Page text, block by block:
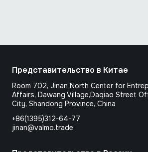
Представительство в Китае
Room 702, Jinan North Center for
Affairs, Dawang Village,Daqiao Street
City, Shandong Province, Сhina
+86(1395)312-64-77
jinan@valmo.trade